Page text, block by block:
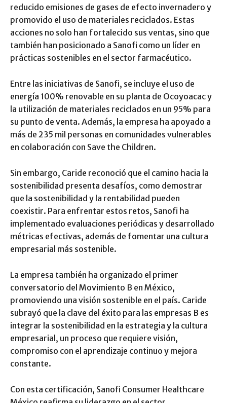
reducido emisiones de gases de efecto invernadero y
promovido el uso de materiales reciclados. Estas
acciones no solo han fortalecido sus ventas, sino que
también han posicionado a Sanofi como un líder en
prácticas sostenibles en el sector farmacéutico.
Entre las iniciativas de Sanofi, se incluye el uso de
energía 100% renovable en su planta de Ocoyoacac y
la utilización de materiales reciclados en un 95% para
su punto de venta. Además, la empresa ha apoyado a
más de 235 mil personas en comunidades vulnerables
en colaboración con Save the Children.
Sin embargo, Caride reconoció que el camino hacia la
sostenibilidad presenta desafíos, como demostrar
que la sostenibilidad y la rentabilidad pueden
coexistir. Para enfrentar estos retos, Sanofi ha
implementado evaluaciones periódicas y desarrollado
métricas efectivas, además de fomentar una cultura
empresarial más sostenible.
La empresa también ha organizado el primer
conversatorio del Movimiento B en México,
promoviendo una visión sostenible en el país. Caride
subrayó que la clave del éxito para las empresas B es
integrar la sostenibilidad en la estrategia y la cultura
empresarial, un proceso que requiere visión,
compromiso con el aprendizaje continuo y mejora
constante.
Con esta certificación, Sanofi Consumer Healthcare